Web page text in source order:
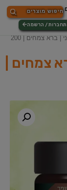
/ הרשמה
/ אבקת קקאו נא אורגני | ברא צמחים | 200
צמחים |